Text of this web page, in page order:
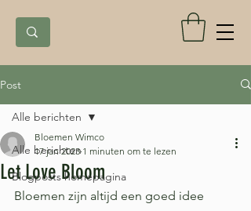
Post
Alle berichten
Blogposts homepagina
Alle berichten
Let Love Bloom
Bloemen Wimco
17 jan 2023 1 minuten om te lezen
Bloemen zijn altijd een goed idee